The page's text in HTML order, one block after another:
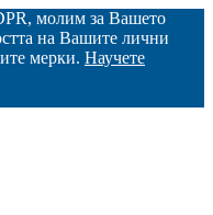
молим за Вашето
на Вашите лични
мерки. Научете